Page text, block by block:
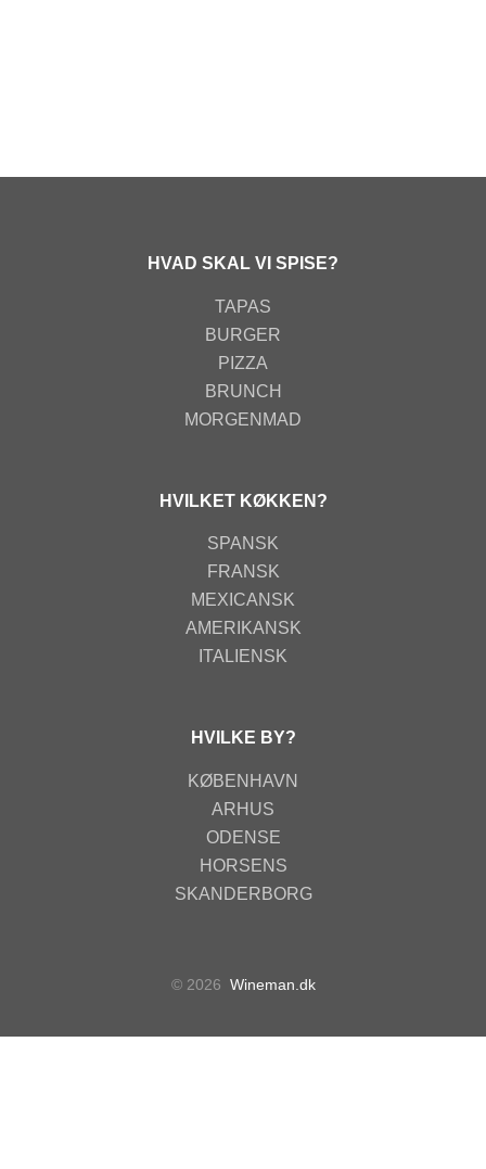
HVAD SKAL VI SPISE?
TAPAS
BURGER
PIZZA
BRUNCH
MORGENMAD
HVILKET KØKKEN?
SPANSK
FRANSK
MEXICANSK
AMERIKANSK
ITALIENSK
HVILKE BY?
KØBENHAVN
ARHUS
ODENSE
HORSENS
SKANDERBORG
© 2026 Wineman.dk